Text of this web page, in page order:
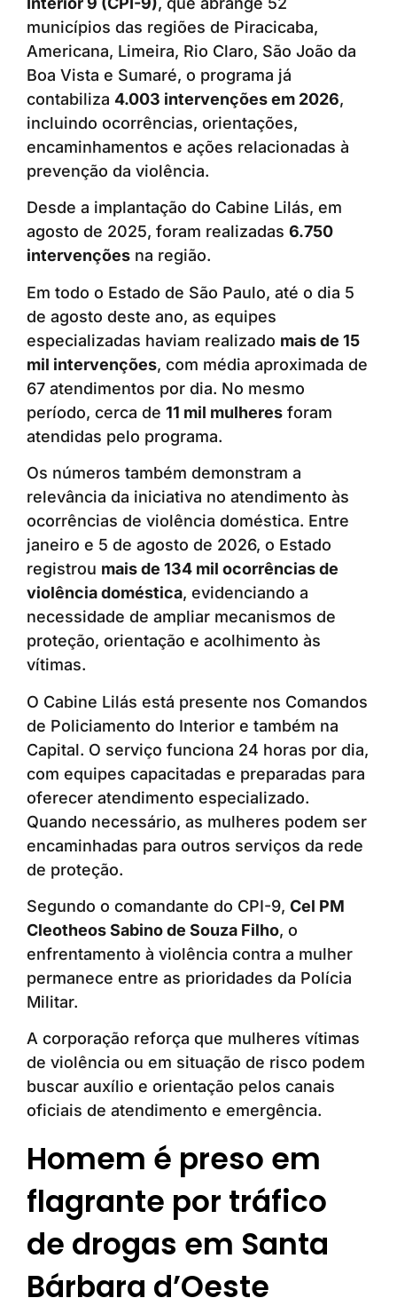
municípios das regiões de Piracicaba,
Americana, Limeira, Rio Claro, São João da
Boa Vista e Sumaré, o programa já
contabiliza 4.003 intervenções em 2026,
incluindo ocorrências, orientações,
encaminhamentos e ações relacionadas à
prevenção da violência.
Desde a implantação do Cabine Lilás, em
agosto de 2025, foram realizadas 6.750
intervenções na região.
Em todo o Estado de São Paulo, até o dia 5
de agosto deste ano, as equipes
especializadas haviam realizado mais de 15
mil intervenções, com média aproximada de
67 atendimentos por dia. No mesmo
período, cerca de 11 mil mulheres foram
atendidas pelo programa.
Os números também demonstram a
relevância da iniciativa no atendimento às
ocorrências de violência doméstica. Entre
janeiro e 5 de agosto de 2026, o Estado
registrou mais de 134 mil ocorrências de
violência doméstica, evidenciando a
necessidade de ampliar mecanismos de
proteção, orientação e acolhimento às
vítimas.
O Cabine Lilás está presente nos Comandos
de Policiamento do Interior e também na
Capital. O serviço funciona 24 horas por dia,
com equipes capacitadas e preparadas para
oferecer atendimento especializado.
Quando necessário, as mulheres podem ser
encaminhadas para outros serviços da rede
de proteção.
Segundo o comandante do CPI-9, Cel PM
Cleotheos Sabino de Souza Filho, o
enfrentamento à violência contra a mulher
permanece entre as prioridades da Polícia
Militar.
A corporação reforça que mulheres vítimas
de violência ou em situação de risco podem
buscar auxílio e orientação pelos canais
oficiais de atendimento e emergência.
Homem é preso em
flagrante por tráfico
de drogas em Santa
Bárbara d’Oeste